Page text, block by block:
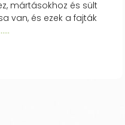
mártásokhoz és sült
van, és ezek a fajták